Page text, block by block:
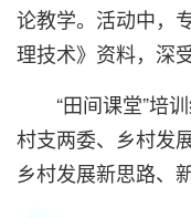
论教学。活动中，
理技术》资料，深
“田间课堂”培
村支两委、乡村发
乡村发展新思路、